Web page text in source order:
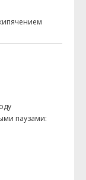
паузами: